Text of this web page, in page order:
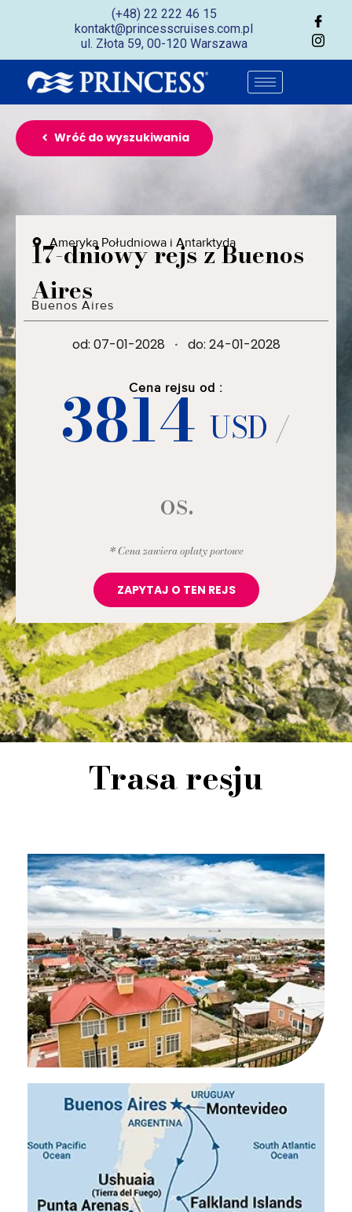
(+48) 22 222 46 15
kontakt@princesscruises.com.pl
ul. Złota 59, 00-120 Warszawa
Wróć do wyszukiwania
Ameryka Południowa i Antarktyda
17-dniowy rejs z Buenos
Aires
Buenos Aires
od: 07-01-2028 · do: 24-01-2028
Cena rejsu od :
3814USD /
os.
* Cena zawiera opłaty portowe
ZAPYTAJ O TEN REJS
Trasa resju